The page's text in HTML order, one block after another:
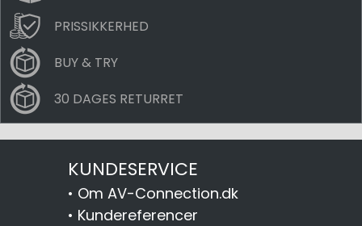
PRISSIKKERHED
BUY & TRY
30 DAGES RETURRET
KUNDESERVICE
• Om AV-Connection.dk
• Kundereferencer